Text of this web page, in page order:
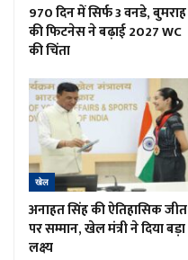
970 दिन में सिर्फ 3 वनडे, बुमराह
की फिटनेस ने बढ़ाई 2027 WC
की चिंता
खेल
अनाहत सिंह की ऐतिहासिक जीत
पर सम्मान, खेल मंत्री ने दिया बड़ा
लक्ष्य